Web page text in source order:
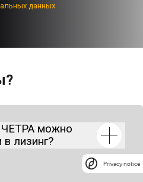
данных
ЧЕТРА можно
в лизинг?
Privacy notice